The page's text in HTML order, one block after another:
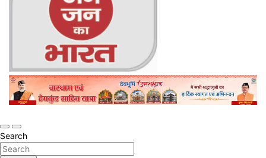
Jan Jan Ka Bharat
Online Trending Hindi News Website
Search